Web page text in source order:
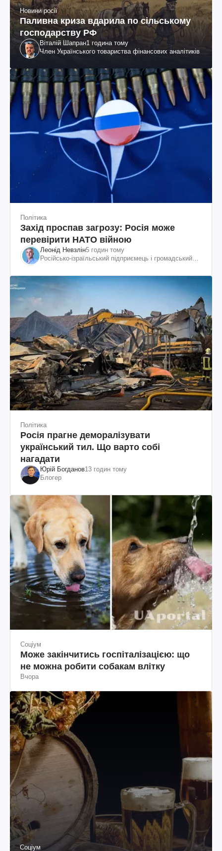
Новини росії
Паливна криза вдарила по сільському
господарству РФ
Віталій Шапран1 година тому
Член Українського товариства фінансових аналітиків
Політика
Захід проспав загрозу: Росія може
перевірити НАТО війною
Леонід Невзлін5 годин тому
Російсько-ізраїльський підприємець і громадський
Політика
Росія прагне деморалізувати
український тил. Що варто собі
нагадати
Юрій Богданов13 годин тому
Блогер
Соціум
Може закінчитись госпіталізацією: що
не можна робити собакам влітку
Вчора
Соціум